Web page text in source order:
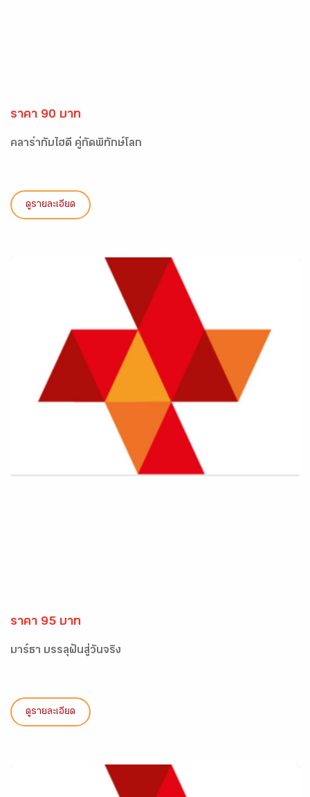
ราคา 90 บาท
คลาร่ากับไฮดี้ คู่กัดพิทักษ์โลก
ดูรายละเอียด
ราคา 95 บาท
มาร์ธา บรรลุฝันสู่วันจริง
ดูรายละเอียด